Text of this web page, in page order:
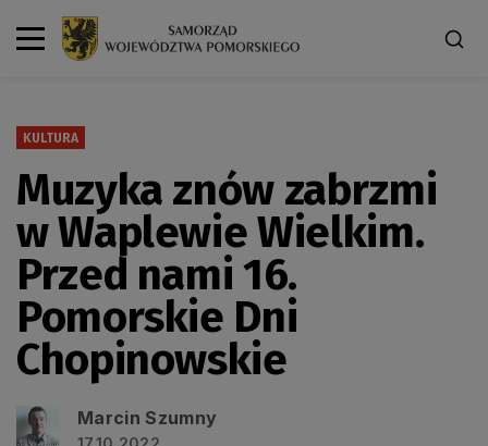
KULTURA
Muzyka znów zabrzmi
w Waplewie Wielkim.
Przed nami 16.
Pomorskie Dni
Chopinowskie
Marcin Szumny